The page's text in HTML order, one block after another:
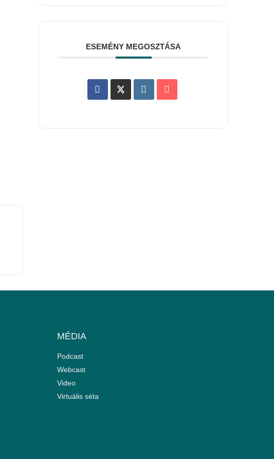
ESEMÉNY MEGOSZTÁSA
MÉDIA
Podcast
Webcast
Video
Virtuális séta